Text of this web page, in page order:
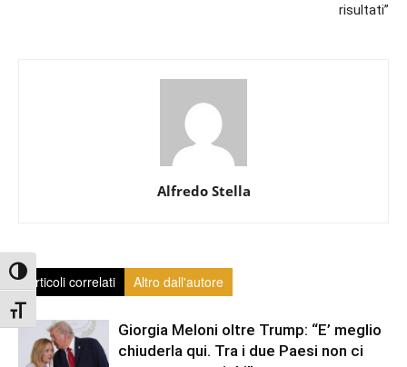
Attiva/disattiva alto contrasto
Attiva/disattiva dimensione testo
risultati”
Alfredo Stella
Articoli correlati Altro dall'autore
Giorgia Meloni oltre Trump: “E’ meglio
chiuderla qui. Tra i due Paesi non ci